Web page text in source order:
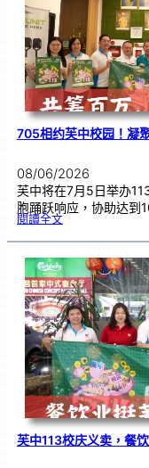
放
申
请
705相约芙中校园！凝
08/06/2026
芙中将在7月5日举办
胞踊跃响应，协助达到
閱讀全文:
7
相
芙
中
校
园
！
凝
聚
华
社
力
量
，
共
筹
百
万
义
卖
嘉
年
华
芙中113校庆义卖，餐